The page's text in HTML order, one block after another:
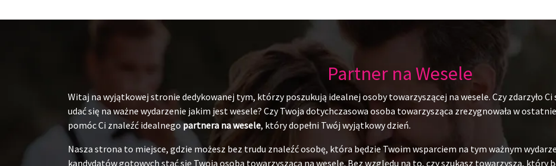
Partner na Wesele
Witaj na wyjątkowej stronie dedykowanej tym, którzy poszukują idealnej osoby towarzyszącej na wesele. Czy zdarzyło
udać się na ważne wydarzenie jakim jest wesele? Czy Twoja dotychczasowa osoba towarzysząca zrezygnowała w
pomóc Ci znaleźć idealnegopartnera na wesele, który dopełni Twój wyjątkowy dzień.
Nasza strona to miejsce, gdzie możesz bez trudu znaleźć osobę, która będzie Twoim wsparciem na tym ważnym
kandydatów gotowych stać się Twoją osobą towarzyszącą na wesele. Bez względu na to, czy szukasz towarzysza, który